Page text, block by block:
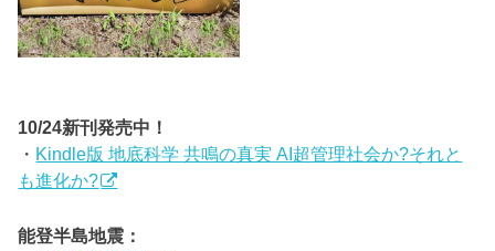
10/24新刊発売中！
・ Kindle版 地底科学 共鳴の真実 AI超管理社会か?それと
も進化か?
能登半島地震：